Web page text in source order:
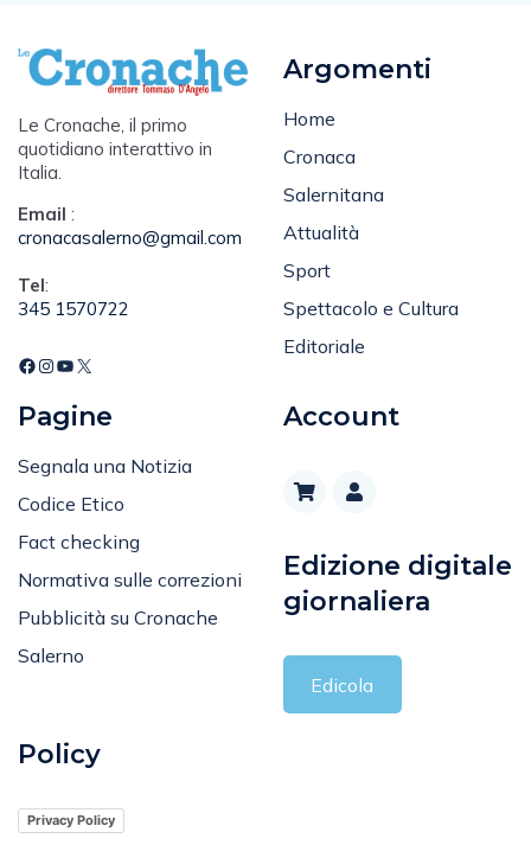
Le Cronache, il primo
quotidiano interattivo in
Italia.
Email :
cronacasalerno@gmail.com
Tel:
345 1570722
Argomenti
Home
Cronaca
Salernitana
Attualità
Sport
Spettacolo e Cultura
Editoriale
Pagine
Segnala una Notizia
Codice Etico
Fact checking
Normativa sulle correzioni
Pubblicità su Cronache
Salerno
Account
Edizione digitale
giornaliera
Edicola
Policy
Privacy Policy